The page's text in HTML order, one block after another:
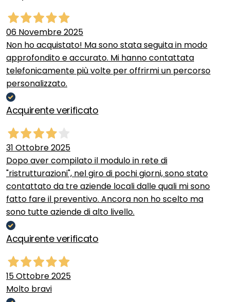
06 Novembre 2025
Non ho acquistato! Ma sono stata seguita in modo
approfondito e accurato. Mi hanno contattata
telefonicamente più volte per offrirmi un percorso
personalizzato.
Acquirente verificato
31 Ottobre 2025
Dopo aver compilato il modulo in rete di
"ristrutturazioni", nel giro di pochi giorni, sono stato
contattato da tre aziende locali dalle quali mi sono
fatto fare il preventivo. Ancora non ho scelto ma
sono tutte aziende di alto livello.
Acquirente verificato
15 Ottobre 2025
Molto bravi